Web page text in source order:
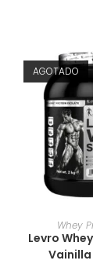
AGOTADO
AÑADIRWhey
Levro
Vainilla